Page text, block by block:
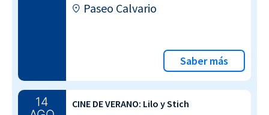
Paseo Calvario
Saber más
14
CINE DE VERANO: Lilo y Stich